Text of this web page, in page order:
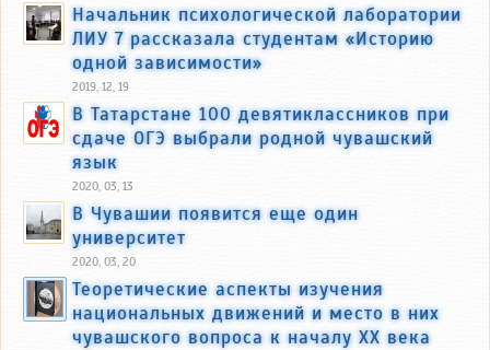
Начальник психологической лаборатории
ЛИУ 7 рассказала студентам «Историю
одной зависимости»
2019, 12, 19
В Татарстане 100 девятиклассников при
сдаче ОГЭ выбрали родной чувашский
язык
2020, 03, 13
В Чувашии появится еще один
университет
2020, 03, 20
Теоретические аспекты изучения
национальных движений и место в них
чувашского вопроса к началу ХХ века